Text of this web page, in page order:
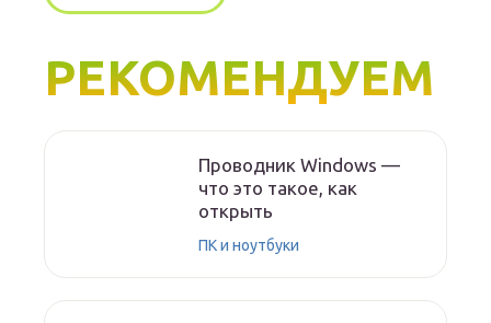
РЕКОМЕНДУЕМ
Проводник Windows —
что это такое, как
открыть
ПК и ноутбуки